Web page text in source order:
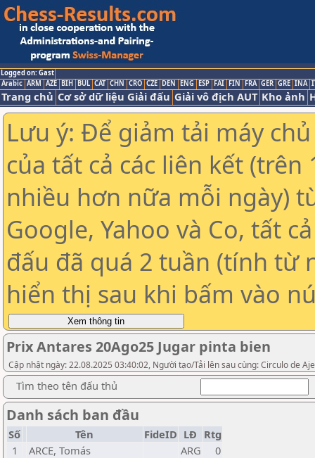
Logged on: Gast
Arabic ARM AZE BIH BUL CAT CHN CRO CZE DEN ENG ESP FAI FIN FRA GER GRE INA
Trang chủ Cơ sở dữ liệu Giải đấu Giải vô địch AUT Kho ảnh
Lưu ý: Để giảm tải máy
của tất cả các liên kết (trên
nhiều hơn nữa mỗi ngày)
Google, Yahoo và Co, tất
đấu đã quá 2 tuần (tính từ
hiển thị sau khi bấm vào
Prix Antares 20Ago25 Jugar pinta bien
Cập nhật ngày: 22.08.2025 03:40:02, Người tạo/Tải lên sau cùng: Circulo de
Tìm theo tên đấu thủ
Danh sách ban đầu
Số Tên FideID LĐ Rtg
1
ARCE, Tomás ARG
0